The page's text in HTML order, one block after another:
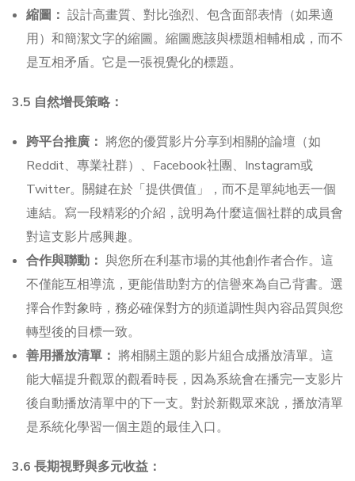
縮圖： 設計高畫質、對比強烈、包含面部表情（如果適
用）和簡潔文字的縮圖。縮圖應該與標題相輔相成，而不
是互相矛盾。它是一張視覺化的標題。
3.5 自然增長策略：
跨平台推廣： 將您的優質影片分享到相關的論壇（如
Reddit、專業社群）、Facebook社團、Instagram或
Twitter。關鍵在於「提供價值」，而不是單純地丟一個
連結。寫一段精彩的介紹，說明為什麼這個社群的成員會
對這支影片感興趣。
合作與聯動： 與您所在利基市場的其他創作者合作。這
不僅能互相導流，更能借助對方的信譽來為自己背書。選
擇合作對象時，務必確保對方的頻道調性與內容品質與您
轉型後的目標一致。
善用播放清單： 將相關主題的影片組合成播放清單。這
能大幅提升觀眾的觀看時長，因為系統會在播完一支影片
後自動播放清單中的下一支。對於新觀眾來說，播放清單
是系統化學習一個主題的最佳入口。
3.6 長期視野與多元收益：